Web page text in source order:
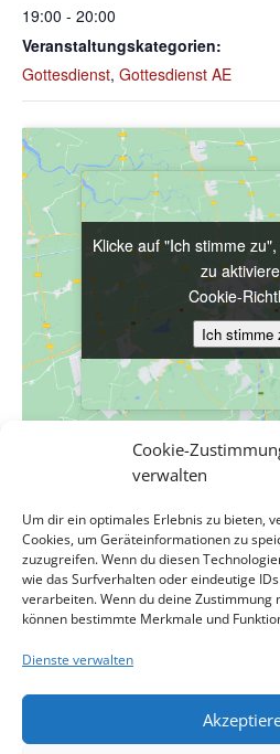
Cookie-
verwalten
Um dir ein optimales Erlebnis zu bieten,
Cookies, um Geräteinformationen zu
zuzugreifen. Wenn du diesen
wie das Surfverhalten oder eindeutige
verarbeiten. Wenn du deine Zustimmung
können bestimmte Merkmale und
Dienste verwalten
19:00 - 20:00
Veranstaltungskategorien:
Gottesdienst, Gottesdienst AE
VERANSTALTUNGSORT
Evang. Predigtstation Alt-Erlaa A8/03
Anton-Baumgartner-Straße 44 A8/03
Wien, Wien 1230 Österreich Google
Klicke auf "Ich stimme
zu
Cookie-
Ich stimme
Klicke auf "Ich stimme
zu
Cookie-
Ich stimme
Werner Horn